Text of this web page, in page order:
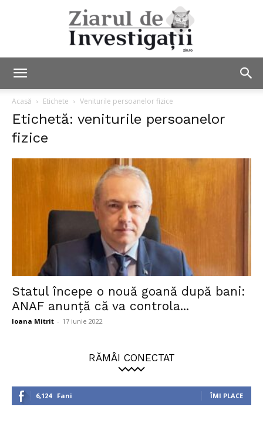
Investigații
Acasă Etichete Veniturile persoanelor fizice
Etichetă: veniturile persoanelor
fizice
Statul începe o nouă goană după bani:
ANAF anunță că va controla...
Ioana Mitrit - 17 iunie 2022
RĂMÂI CONECTAT
6,124 Fani ÎMI PLACE